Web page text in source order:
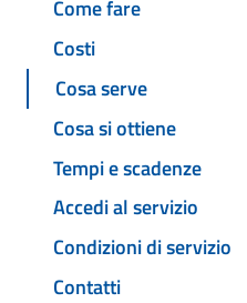
Come fare
Costi
Cosa serve
Cosa si ottiene
Tempi e scadenze
Accedi al servizio
Condizioni di servizio
Contatti